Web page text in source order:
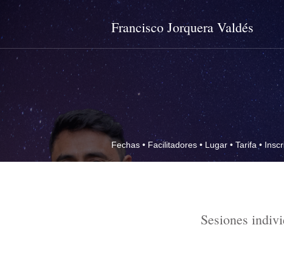
Francisco Jorquera Valdés
Fechas • Facilitadores • Lugar • Tarifa •
Sesiones